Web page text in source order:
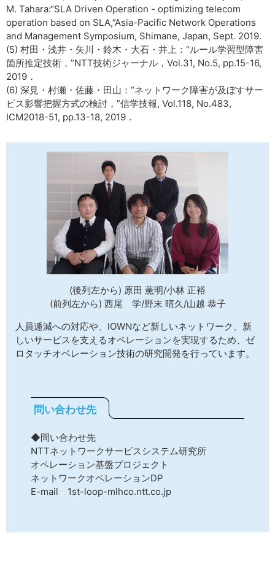
M. Tahara:“SLA Driven Operation - optimizing telecom
operation based on SLA,”Asia-Pacific Network Operations
and Management Symposium, Shimane, Japan, Sept. 2019.
(5) 村田・浅井・矢川・鈴木・大石・井上：“ルール学習型障害
箇所推定技術，”NTT技術ジャーナル，Vol.31, No.5, pp.15-16,
2019．
(6) 深見・村瀬・佐藤・田山：“ネットワーク障害が及ぼすサー
ビス影響把握方式の検討，”信学技報, Vol.118, No.483,
ICM2018-51, pp.13-18, 2019．
(後列左から) 原田 薫明/小林 正裕
(前列左から) 西尾 学/野末 晴久/山越 恭子
人員逓減への対応や、IOWNなど新しいネットワーク、新
しいサービスを支えるオペレーションを実現するため、ゼ
ロタッチオペレーション技術の研究開発を行っています。
問い合わせ先
◆問い合わせ先
NTTネットワークサービスシステム研究所
オペレーション基盤プロジェクト
ネットワークオペレーションDP
E-mail 1st-loop-mlhco.ntt.co.jp